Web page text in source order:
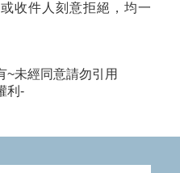
收件人刻意拒絕，均一
~未經同意請勿引用
利-